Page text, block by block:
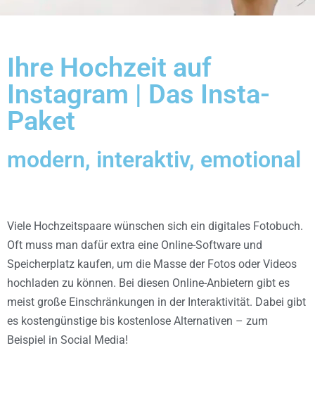
Ihre Hochzeit auf
Instagram | Das Insta-
Paket
modern, interaktiv, emotional
Viele Hochzeitspaare wünschen sich ein digitales Fotobuch.
Oft muss man dafür extra eine Online-Software und
Speicherplatz kaufen, um die Masse der Fotos oder Videos
hochladen zu können. Bei diesen Online-Anbietern gibt es
meist große Einschränkungen in der Interaktivität. Dabei gibt
es kostengünstige bis kostenlose Alternativen – zum
Beispiel in Social Media!